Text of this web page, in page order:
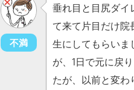
不満
垂れ目と目尻ダイ
て来て片目だけ
生にしてもらいま
が、1日で元に戻
たが、以前と変わ